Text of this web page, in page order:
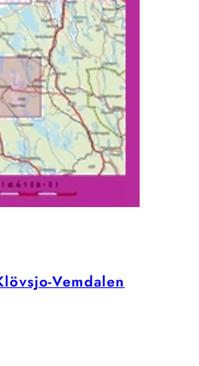
Vemdalen